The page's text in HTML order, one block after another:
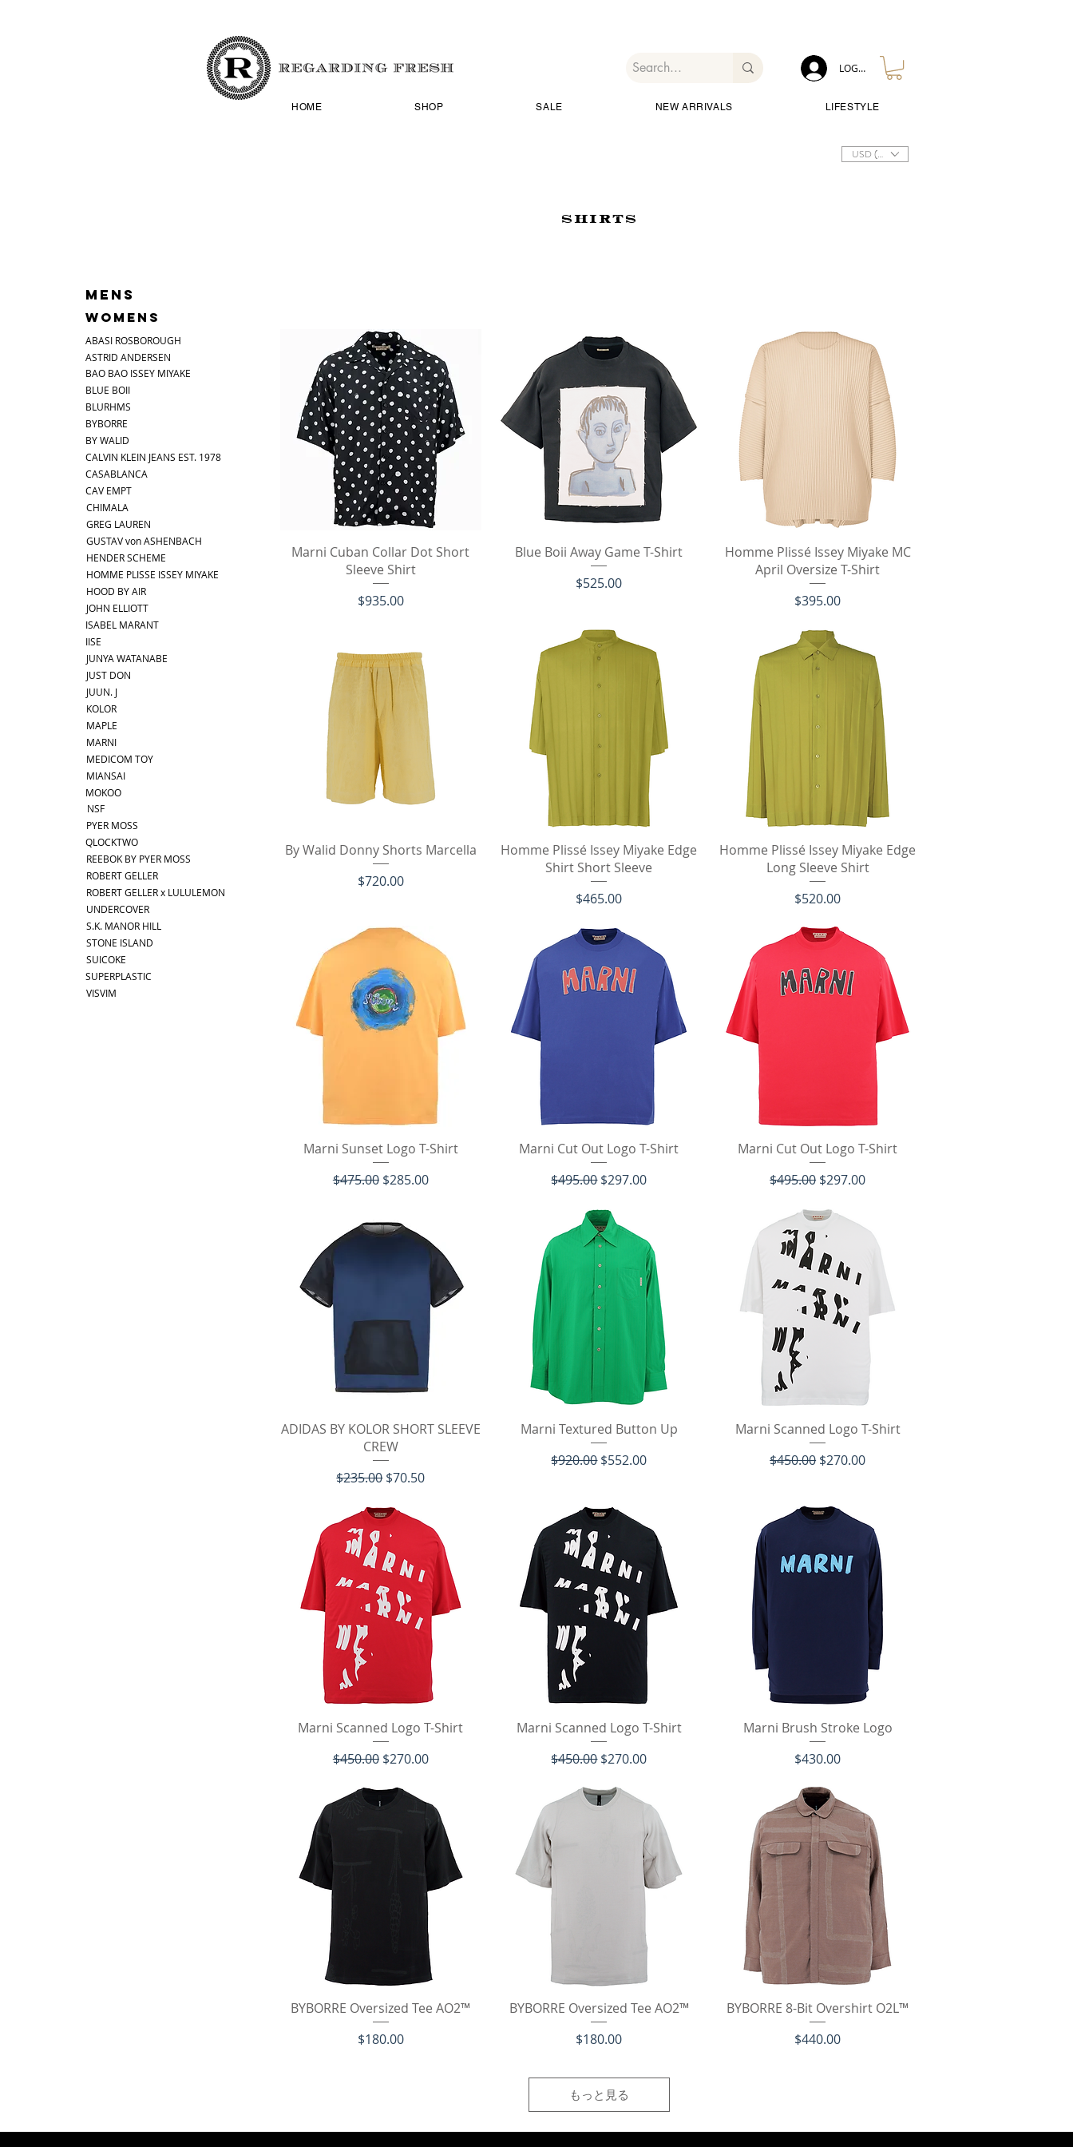
HOME SHOP SALE NEW ARRIVALS LIFESTYLE
LOG IN
USD ($)
SHIRTS
MENS
WOMENS
ABASI ROSBOROUGH
ASTRID ANDERSEN
BAO BAO ISSEY MIYAKE
BLUE BOII
BLURHMS
BYBORRE
BY WALID
CALVIN KLEIN JEANS EST. 1978
CASABLANCA
CAV EMPT
CHIMALA
GREG LAUREN
GUSTAV von ASHENBACH
HENDER SCHEME
HOMME PLISSE ISSEY MIYAKE
HOOD BY AIR
JOHN ELLIOTT
ISABEL MARANT
IISE
JUNYA WATANABE
JUST DON
JUUN. J
KOLOR
MAPLE
MARNI
MEDICOM TOY
MIANSAI
NSF
MOKOO
PYER MOSS
QLOCKTWO
REEBOK BY PYER MOSS
ROBERT GELLER
ROBERT GELLER x LULULEMON
UNDERCOVER
S.K. MANOR HILL
STONE ISLAND
SUICOKE
SUPERPLASTIC
VISVIM
クイックビュー
Marni Cuban Collar Dot Short
Sleeve Shirt
価格
$935.00
クイックビュー
Blue Boii Away Game T-Shirt
価格
$525.00
クイックビュー
Homme Plissé Issey Miyake MC
April Oversize T-Shirt
価格
$395.00
クイックビュー
By Walid Donny Shorts Marcella
価格
$720.00
クイックビュー
Homme Plissé Issey Miyake Edge
Shirt Short Sleeve
価格
$465.00
クイックビュー
Homme Plissé Issey Miyake Edge
Long Sleeve Shirt
価格
$520.00
クイックビュー
Marni Sunset Logo T-Shirt
通常価格
$475.00 セール価格
$285.00
クイックビュー
Marni Cut Out Logo T-Shirt
通常価格
$495.00 セール価格
$297.00
クイックビュー
Marni Cut Out Logo T-Shirt
通常価格
$495.00 セール価格
$297.00
クイックビュー
ADIDAS BY KOLOR SHORT SLEEVE
CREW
通常価格
$235.00 セール価格
$70.50
クイックビュー
Marni Textured Button Up
通常価格
$920.00 セール価格
$552.00
クイックビュー
Marni Scanned Logo T-Shirt
通常価格
$450.00 セール価格
$270.00
クイックビュー
Marni Scanned Logo T-Shirt
通常価格
$450.00 セール価格
$270.00
クイックビュー
Marni Scanned Logo T-Shirt
通常価格
$450.00 セール価格
$270.00
クイックビュー
Marni Brush Stroke Logo
価格
$430.00
クイックビュー
BYBORRE Oversized Tee AO2™
価格
$180.00
クイックビュー
BYBORRE Oversized Tee AO2™
価格
$180.00
クイックビュー
BYBORRE 8-Bit Overshirt O2L™
価格
$440.00
もっと見る